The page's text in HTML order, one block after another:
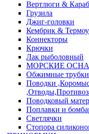
Вертлюги &
Грузила
Джиг-головки
Кембрик &
Коннекторы
Крючки
Лак рыболовный
МОРСКИЕ
Обжимные трубки
Поводки
Поводковый
Поплавки и
Светлячки
Стопора